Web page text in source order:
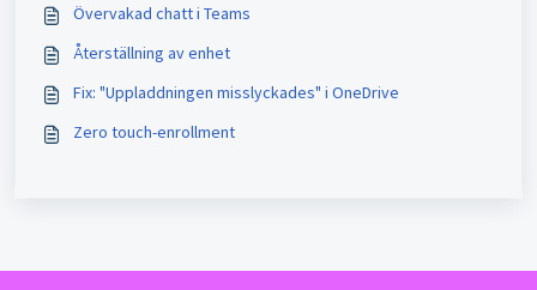
Övervakad chatt i Teams
Återställning av enhet
Fix: "Uppladdningen misslyckades" i OneDrive
Zero touch-enrollment